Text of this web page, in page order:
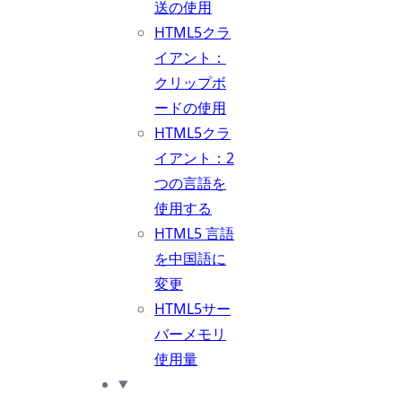
送の使用
HTML5クラ
イアント：
クリップボ
ードの使用
HTML5クラ
イアント：2
つの言語を
使用する
HTML5 言語
を中国語に
変更
HTML5サー
バーメモリ
使用量